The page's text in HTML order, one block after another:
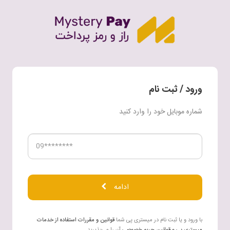
ورود / ثبت نام
شماره موبایل خود را وارد کنید
ادامه
با ورود و یا ثبت ‌‌نام در میستری پی شما قوانین و مقررات استفاده از خدمات